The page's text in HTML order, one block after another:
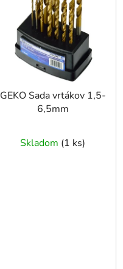
GEKO Sada vrtákov 1,5-
6,5mm
Skladom (1 ks)